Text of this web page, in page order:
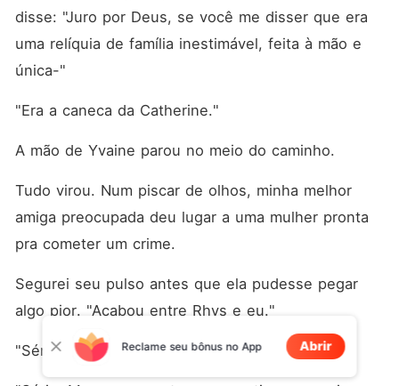
disse: "Juro por Deus, se você me disser que era
uma relíquia de família inestimável, feita à mão e
única-"
"Era a caneca da Catherine."
A mão de Yvaine parou no meio do caminho.
Tudo virou. Num piscar de olhos, minha melhor
amiga preocupada deu lugar a uma mulher pronta
pra cometer um crime.
Segurei seu pulso antes que ela pudesse pegar
algo pior. "Acabou entre Rhys e eu."
"Sério?" Reclame seu bônus no App Abrir